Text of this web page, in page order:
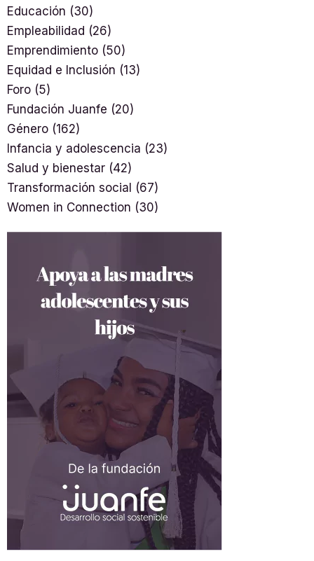
Educación (30)
Empleabilidad (26)
Emprendimiento (50)
Equidad e Inclusión (13)
Foro (5)
Fundación Juanfe (20)
Género (162)
Infancia y adolescencia (23)
Salud y bienestar (42)
Transformación social (67)
Women in Connection (30)